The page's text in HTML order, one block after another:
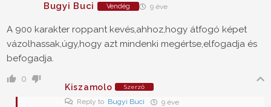
Bugyi Buci Vendég 9 éve
A 900 karakter roppant kevés,ahhoz,hogy átfogó képet
vázolhassak,úgy,hogy azt mindenki megértse,elfogadja és
befogadja.
0
Kiszamolo
Szerző
Reply to Bugyi Buci 9 éve